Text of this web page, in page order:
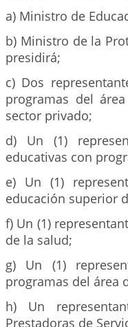
a) Ministro de
b) Ministro de la
presidirá;
c) Dos
programas del
sector privado;
d) Un (1)
educativas con
e) Un (1)
educación superior
f) Un (1)
de la salud;
g) Un (1)
programas del área
h) Un
Prestadoras de